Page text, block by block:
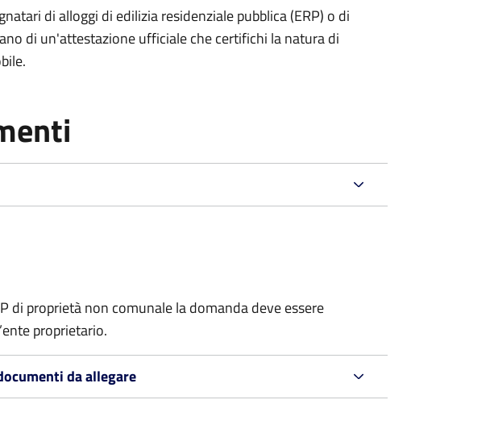
di alloggi di edilizia residenziale pubblica (ERP) o di
di un'attestazione ufficiale che certifichi la natura di
di proprietà non comunale la domanda deve essere
proprietario.
da allegare